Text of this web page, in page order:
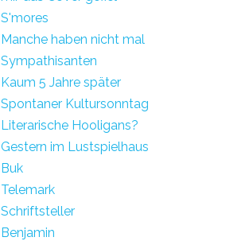
S'mores
Manche haben nicht mal
Sympathisanten
Kaum 5 Jahre später
Spontaner Kultursonntag
Literarische Hooligans?
Gestern im Lustspielhaus
Buk
Telemark
Schriftsteller
Benjamin